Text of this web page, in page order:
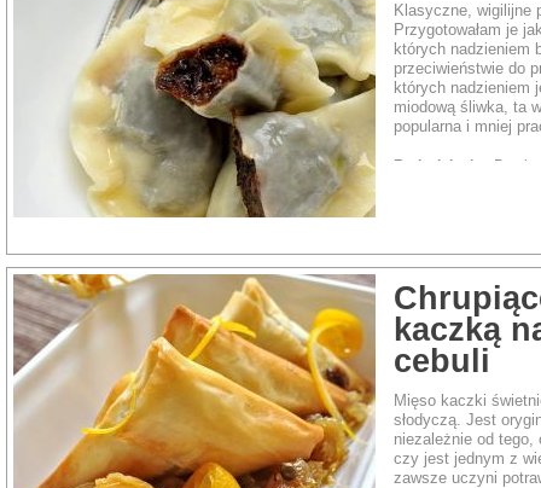
Klasyczne, wigilijne
Przygotowałam je
których nadzieniem
przeciwieństwie do
których nadzieniem
miodową śliwka, ta
popularna i mniej
Rodzaj dania:
kaczką
cebuli
Mięso kaczki
słodyczą. Jest
niezależnie od
czy jest jednym z
zawsze uczyni